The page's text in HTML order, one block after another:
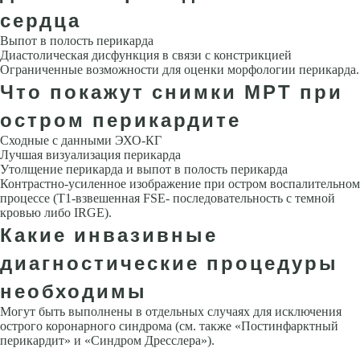
сердца
Выпот в полость перикарда
Диастолическая дисфункция в связи с кон­стрикцией
Ограниченные возможности для оценки морфологии пери­карда.
Что покажут снимки МРТ при
остром перикардите
Сходные с данными ЭХО-КГ
Лучшая визуализация перикарда
Утол­щение перикарда и выпот в полость перикарда
Контрастно-усиленное изображение при остром воспалительном
процессе (Т1-взвешенная FSE- последовательность с темной
кровью либо IRGE).
Какие инвазивные
диагностические процедуры
необходимы
Могут быть выполнены в отдельных случаях для исключения
острого ко­ронарного синдрома (см. также «Постинфарктный
перикардит» и «Син­дром Дресслера»).